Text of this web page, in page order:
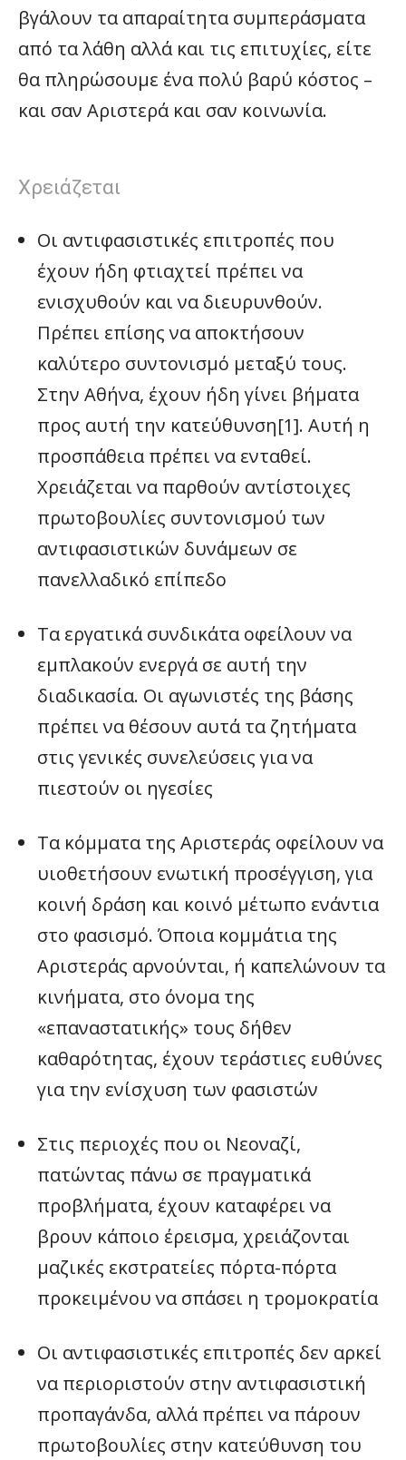
βγάλουν τα απαραίτητα συμπεράσματα
από τα λάθη αλλά και τις επιτυχίες, είτε
θα πληρώσουμε ένα πολύ βαρύ κόστος –
και σαν Αριστερά και σαν κοινωνία.
Χρειάζεται
Οι αντιφασιστικές επιτροπές που
έχουν ήδη φτιαχτεί πρέπει να
ενισχυθούν και να διευρυνθούν.
Πρέπει επίσης να αποκτήσουν
καλύτερο συντονισμό μεταξύ τους.
Στην Αθήνα, έχουν ήδη γίνει βήματα
προς αυτή την κατεύθυνση[1]. Αυτή η
προσπάθεια πρέπει να ενταθεί.
Χρειάζεται να παρθούν αντίστοιχες
πρωτοβουλίες συντονισμού των
αντιφασιστικών δυνάμεων σε
πανελλαδικό επίπεδο
Τα εργατικά συνδικάτα οφείλουν να
εμπλακούν ενεργά σε αυτή την
διαδικασία. Οι αγωνιστές της βάσης
πρέπει να θέσουν αυτά τα ζητήματα
στις γενικές συνελεύσεις για να
πιεστούν οι ηγεσίες
Τα κόμματα της Αριστεράς οφείλουν να
υιοθετήσουν ενωτική προσέγγιση, για
κοινή δράση και κοινό μέτωπο ενάντια
στο φασισμό. Όποια κομμάτια της
Αριστεράς αρνούνται, ή καπελώνουν τα
κινήματα, στο όνομα της
«επαναστατικής» τους δήθεν
καθαρότητας, έχουν τεράστιες ευθύνες
για την ενίσχυση των φασιστών
Στις περιοχές που οι Νεοναζί,
πατώντας πάνω σε πραγματικά
προβλήματα, έχουν καταφέρει να
βρουν κάποιο έρεισμα, χρειάζονται
μαζικές εκστρατείες πόρτα-πόρτα
προκειμένου να σπάσει η τρομοκρατία
Οι αντιφασιστικές επιτροπές δεν αρκεί
να περιοριστούν στην αντιφασιστική
προπαγάνδα, αλλά πρέπει να πάρουν
πρωτοβουλίες στην κατεύθυνση του